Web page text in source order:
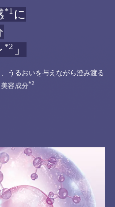
*1 に
*2 」
うるおいを与えながら澄み渡る
容成分*2